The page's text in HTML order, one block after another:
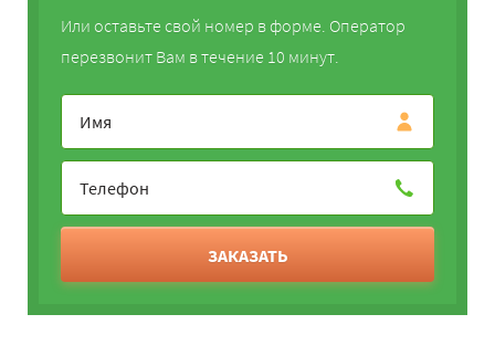
Или оставьте свой номер в форме. Оператор
перезвонит Вам в течение 10 минут.
ЗАКАЗАТЬ